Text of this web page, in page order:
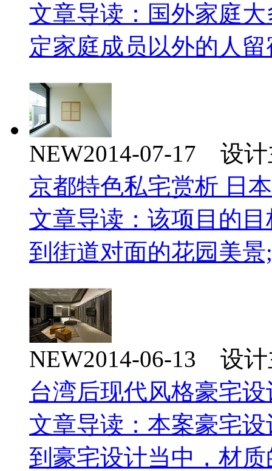
文章导读：国外家庭
定家庭成员以外的人
NEW2014-07-17 设
京都特色私宅赏析 日
文章导读：该项目的
到街道对面的花园美
NEW2014-06-13 设
台湾后现代风格豪宅
文章导读：本案豪宅
到豪宅设计当中，材